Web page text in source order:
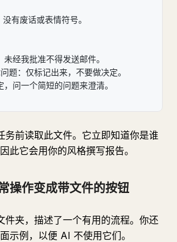
有废话或表情符号。
经我批准不得发送邮件。
题：仅标记出来，不要做决定。
问一个简短的问题来澄清。
务前读取此文件。它立即知道你是谁
此它会用你的风格撰写报告。
操作变成带文件的按钮
件夹，描述了一个有用的流程。你还
示例，以便 AI 不使用它们。